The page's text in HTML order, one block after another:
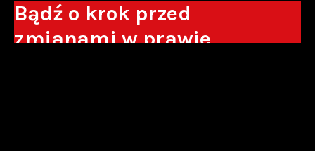
Bądź o krok przed
zmianami w prawie